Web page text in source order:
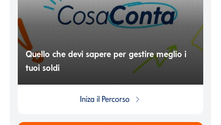
Quello che devi sapere per gestire meglio i
tuoi soldi
Iniza il Percorso